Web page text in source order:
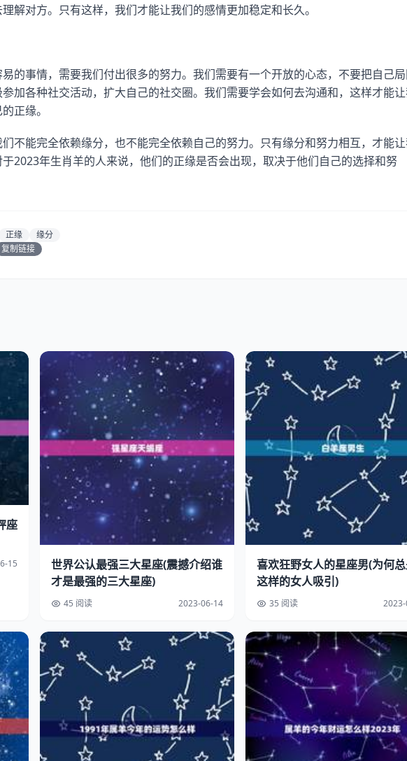
解对方。只有这样，我们才能让我们的感情更加稳定和长久。
的事情，需要我们付出很多的努力。我们需要有一个开放的心态，不要把自己
加各种社交活动，扩大自己的社交圈。我们需要学会如何去沟通和，这样才能
正缘。
不能完全依赖缘分，也不能完全依赖自己的努力。只有缘分和努力相互，才能
2023年生肖羊的人来说，他们的正缘是否会出现，取决于他们自己的选择和努
正缘 缘分
复制链接
座
15
世界公认最强三大星座(震撼介绍谁
才是最强的三大星座)
45 阅读 2023-06-14
喜欢狂野女人的星座男(为何
这样的女人吸引)
35 阅读